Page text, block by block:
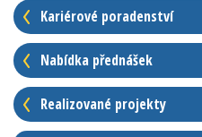
Kariérové poradenství
Nabídka přednášek
Realizované projekty